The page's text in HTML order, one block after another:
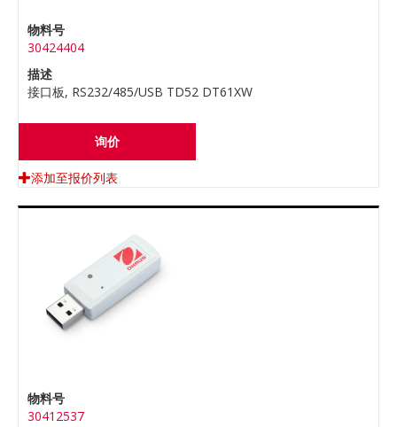
物料号
30424404
描述
接口板, RS232/485/USB TD52 DT61XW
询价
添加至报价列表
物料号
30412537